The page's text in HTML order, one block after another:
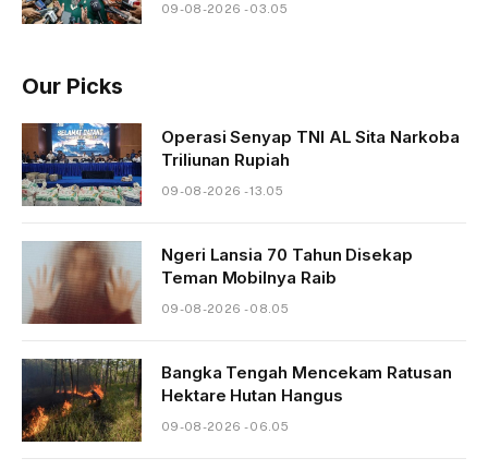
09-08-2026 - 03.05
Our Picks
Operasi Senyap TNI AL Sita Narkoba
Triliunan Rupiah
09-08-2026 - 13.05
Ngeri Lansia 70 Tahun Disekap
Teman Mobilnya Raib
09-08-2026 - 08.05
Bangka Tengah Mencekam Ratusan
Hektare Hutan Hangus
09-08-2026 - 06.05